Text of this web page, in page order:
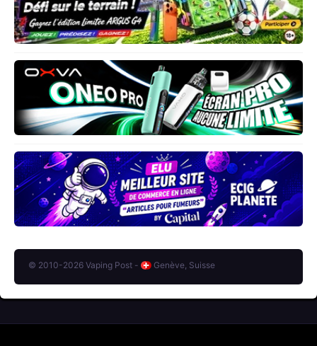
© 2010-2026 Vaping Post - Genève, Suisse